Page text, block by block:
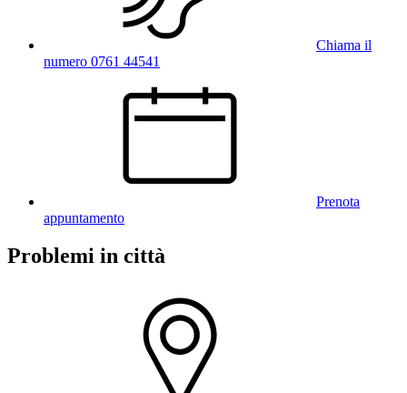
Chiama il
numero 0761 44541
Prenota
appuntamento
Problemi in città